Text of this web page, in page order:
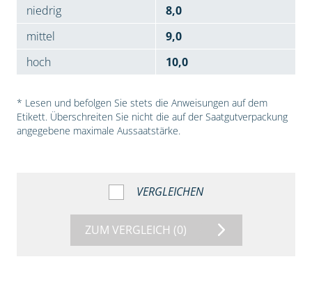
niedrig
8,0
mittel
9,0
hoch
10,0
* Lesen und befolgen Sie stets die Anweisungen auf dem
Etikett. Überschreiten Sie nicht die auf der Saatgutverpackung
angegebene maximale Aussaatstärke.
VERGLEICHEN
ZUM VERGLEICH (0)